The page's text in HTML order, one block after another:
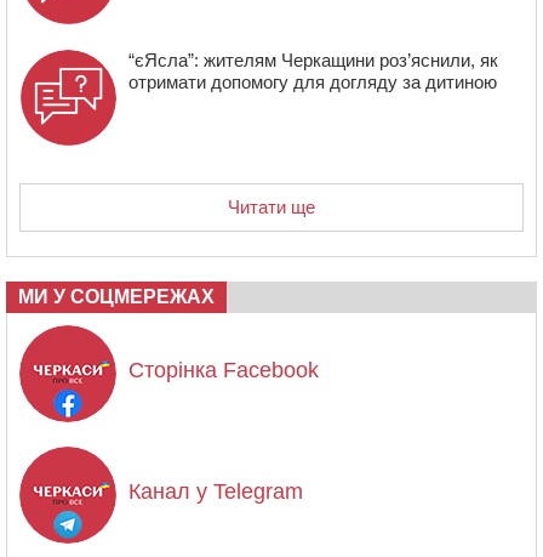
“єЯсла”: жителям Черкащини роз’яснили, як
отримати допомогу для догляду за дитиною
Читати ще
МИ У СОЦМЕРЕЖАХ
Сторінка Facebook
Канал у Telegram